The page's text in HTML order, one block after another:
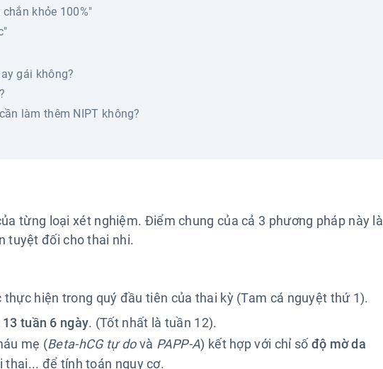
khỏe 100%"
gái không?
làm thêm NIPT không?
từng loại xét nghiệm. Điểm chung của cả 3 phương pháp này là
tuyệt đối cho thai nhi.
hiện trong quý đầu tiên của thai kỳ (Tam cá nguyệt thứ 1).
tuần 6 ngày. (Tốt nhất là tuần 12).
mẹ (Beta-hCG tự dovà PAPP-A) kết hợp với chỉ sốđộ mờ da
để tính toán nguy cơ.